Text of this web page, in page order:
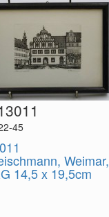
45
Weimar,
14,5 x 19,5cm